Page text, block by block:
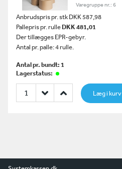
Varegruppe nr.: 6
Anbrudspris pr. stk DKK 587,98
Pallepris pr. rulleDKK 481,01
Der tillægges EPR-gebyr.
Antal pr. palle: 4 rulle.
Antal pr. bundt: 1
Lagerstatus:
Læg i kurv